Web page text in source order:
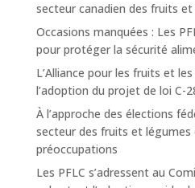
secteur canadien des fruits
Occasions manquées : Les
pour protéger la sécurité
L’Alliance pour les fruits et
l’adoption du projet de loi C-
À l’approche des élections
secteur des fruits et légumes
préoccupations
Les PFLC s’adressent au